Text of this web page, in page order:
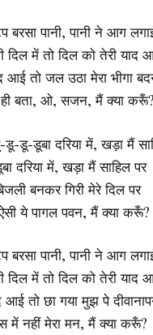
बरसा पानी, पानी ने आग
में तो दिल को तेरी याद
आई तो जल उठा मेरा भीगा
बता, ओ, सजन, मैं क्या करूँ?
डू-डूबा दरिया में, खड़ा मैं
दरिया में, खड़ा मैं साहिल पर
बनकर गिरी मेरे दिल पर
ये पागल पवन, मैं क्या करूँ?
बरसा पानी, पानी ने आग
में तो दिल को तेरी याद
आई तो छा गया मुझ पे
में नहीं मेरा मन, मैं क्या करूँ?